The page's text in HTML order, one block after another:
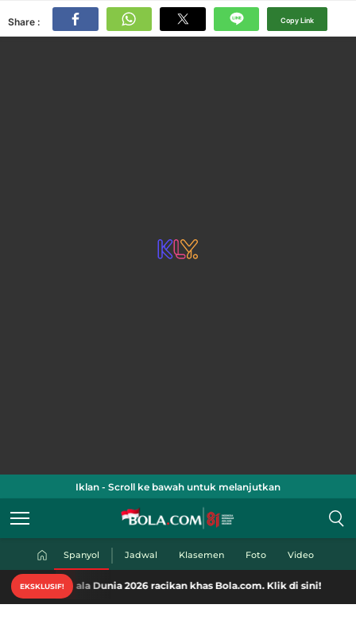
Share : Copy Link
Iklan - Scroll ke bawah untuk melanjutkan
Spanyol Jadwal Klasemen Foto Video
EKSKLUSIF!
Dunia 2026 racikan khas Bola.com. Klik di sini!